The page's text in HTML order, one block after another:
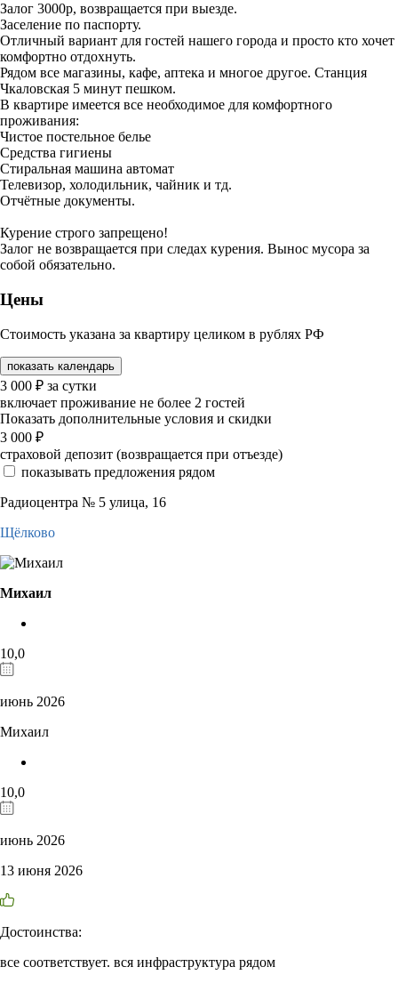
Залог 3000р, возвращается при выезде.
Заселение по паспорту.
Отличный вариант для гостей нашего города и просто кто хочет
комфортно отдохнуть.
Рядом все магазины, кафе, аптека и многое другое. Станция
Чкаловская 5 минут пешком.
В квартире имеется все необходимое для комфортного
проживания:
Чистое постельное белье
Средства гигиены
Стиральная машина автомат
Телевизор, холодильник, чайник и тд.
Отчётные документы.
Курение строго запрещено!
Залог не возвращается при следах курения. Вынос мусора за
собой обязательно.
Цены
Стоимость указана за квартиру целиком в рублях РФ
показать календарь
3 000 ₽ за сутки
включает проживание не более 2 гостей
Показать дополнительные условия и скидки
3 000 ₽
страховой депозит (возвращается при отъезде)
показывать предложения рядом
Радиоцентра № 5 улица, 16
Щёлково
Михаил
10,0
июнь 2026
Михаил
10,0
июнь 2026
13 июня 2026
Достоинства:
все соответствует. вся инфраструктура рядом